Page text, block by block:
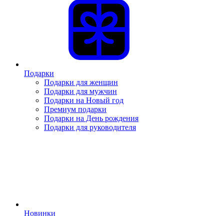
Подарки
Подарки для женщин
Подарки для мужчин
Подарки на Новый год
Премиум подарки
Подарки на День рождения
Подарки для руководителя
Новинки